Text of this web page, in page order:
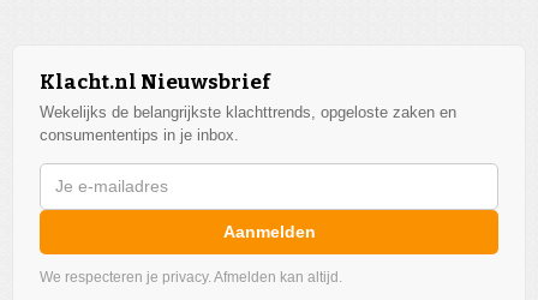
Klacht.nl Nieuwsbrief
Wekelijks de belangrijkste klachttrends, opgeloste zaken en
consumententips in je inbox.
Aanmelden
We respecteren je privacy. Afmelden kan altijd.